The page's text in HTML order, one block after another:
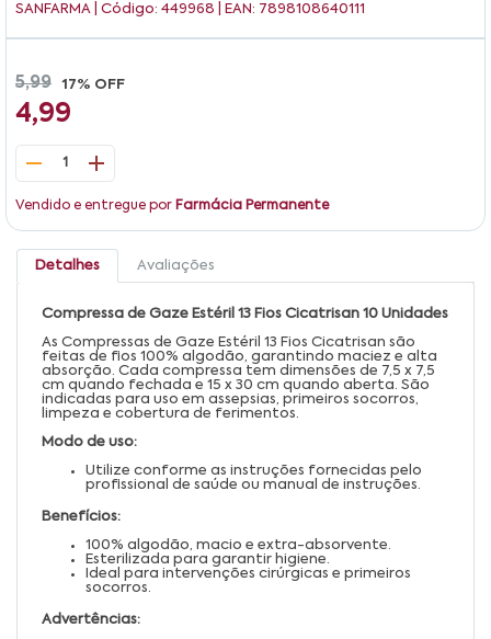
SANFARMA | Código: 449968 | EAN: 7898108640111
5,99 17% OFF
4,99
1
Vendido e entregue por Farmácia Permanente
Detalhes Avaliações
Compressa de Gaze Estéril 13 Fios Cicatrisan 10 Unidades
As Compressas de Gaze Estéril 13 Fios Cicatrisan são
feitas de fios 100% algodão, garantindo maciez e alta
absorção. Cada compressa tem dimensões de 7,5 x 7,5
cm quando fechada e 15 x 30 cm quando aberta. São
indicadas para uso em assepsias, primeiros socorros,
limpeza e cobertura de ferimentos.
Modo de uso:
Utilize conforme as instruções fornecidas pelo
profissional de saúde ou manual de instruções.
Benefícios:
100% algodão, macio e extra-absorvente.
Esterilizada para garantir higiene.
Ideal para intervenções cirúrgicas e primeiros
socorros.
Advertências: